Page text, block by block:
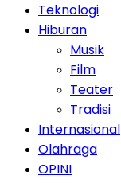
Teknologi
Hiburan
Musik
Film
Teater
Tradisi
Internasional
Olahraga
OPINI